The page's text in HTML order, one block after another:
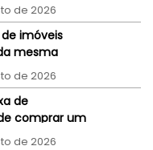
de 2026
imóveis
mesma
de 2026
de
comprar um
de 2026